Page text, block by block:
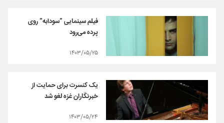
فیلم سینمایی ”سودابه” روی
پرده می‌رود
۱۴۰۳/۰۵/۲۵
یک کنسرت برای حمایت از
خبرنگاران غزه لغو شد
۱۴۰۳/۰۵/۲۴